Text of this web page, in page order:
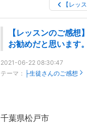
【レッ
【レッスンのご感
お勧めだと思います。
2021-06-22 08:30:47
テーマ： ├生徒さんのご感想
千葉県松戸市